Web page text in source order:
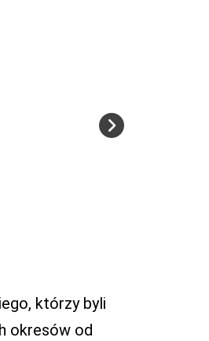
którzy byli
okresów od